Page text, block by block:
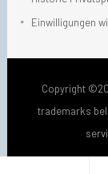
Einwilligungen
Copyright
trademarks